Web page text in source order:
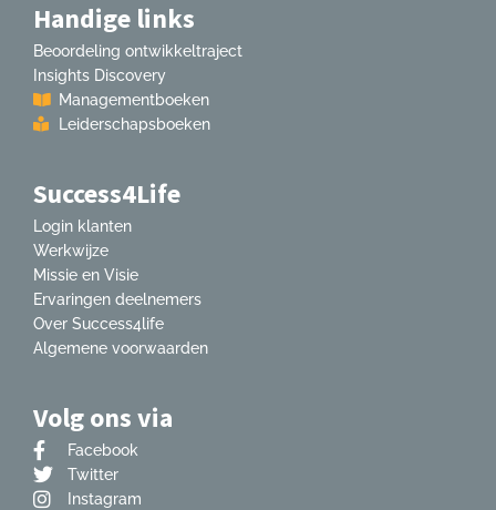
Handige links
Beoordeling ontwikkeltraject
Insights Discovery
Managementboeken
Leiderschapsboeken
Success4Life
Login klanten
Werkwijze
Missie en Visie
Ervaringen deelnemers
Over Success4life
Algemene voorwaarden
Volg ons via
Facebook
Twitter
Instagram